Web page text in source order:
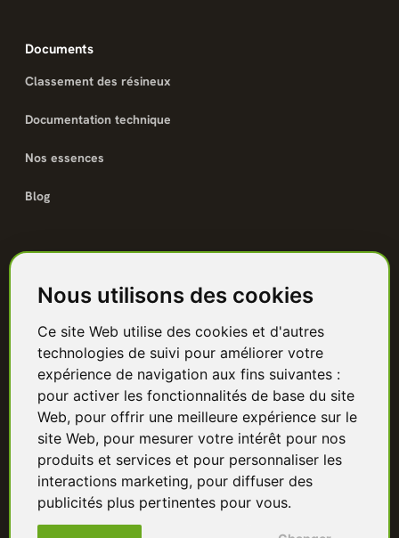
Nous utilisons des cookies
Ce site Web utilise des cookies et d'autres
technologies de suivi pour améliorer votre
expérience de navigation aux fins suivantes :
pour activer les fonctionnalités de base du site
Web, pour offrir une meilleure expérience sur le
site Web, pour mesurer votre intérêt pour nos
produits et services et pour personnaliser les
interactions marketing, pour diffuser des
publicités plus pertinentes pour vous.
Documents
Classement des résineux
Documentation technique
Nos essences
Blog
Terrasse bois
Bardage bois
Charpente & ossature
Quincaillerie
Panneaux & isolants
Granulés & bûches